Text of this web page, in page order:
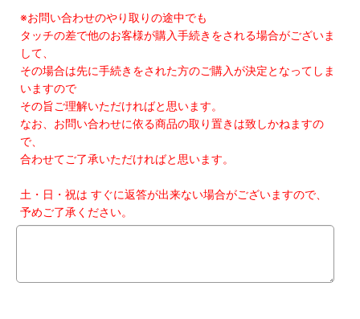
※お問い合わせのやり取りの途中でも
タッチの差で他のお客様が購入手続きをされる場合がございま
して、
その場合は先に手続きをされた方のご購入が決定となってしま
いますので
その旨ご理解いただければと思います。
なお、お問い合わせに依る商品の取り置きは致しかねますの
で、
合わせてご了承いただければと思います。
土・日・祝は すぐに返答が出来ない場合がございますので、
予めご了承ください。